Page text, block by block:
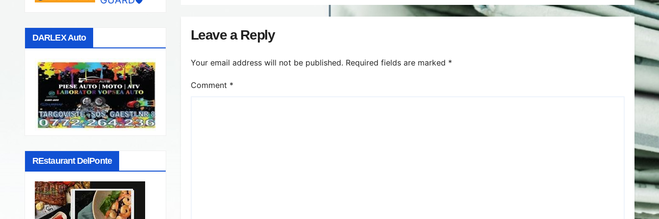
DARLEX Auto
REstaurant DelPonte
scris discursul de
Leave a Reply
Your email address will not be published. Required fields are marked *
Comment *